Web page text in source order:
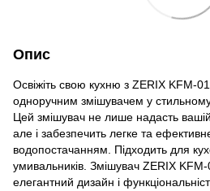
Опис
Освіжіть свою кухню з ZERIX KFM-
одноручним змішувачем у стильному
Цей змішувач не лише надасть вашій
але і забезпечить легке та
водопостачанням. Підходить для
умивальників. Змішувач ZERIX
елегантний дизайн і